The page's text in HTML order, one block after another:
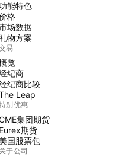
能特色
格
场数据
物方案
易
览
纪商
纪商比较
Leap
别优惠
集团期货
Eurex期货
美国股票包
关于公司